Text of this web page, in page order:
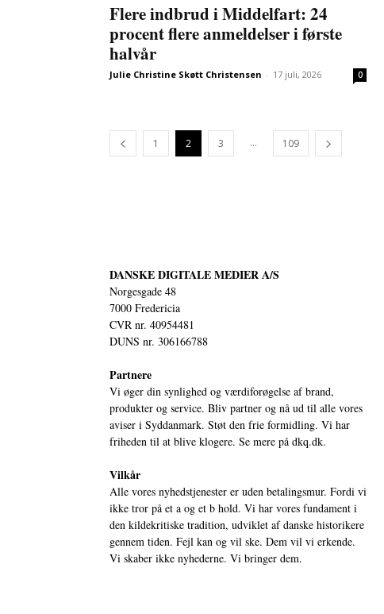
Flere indbrud i Middelfart: 24
procent flere anmeldelser i første
halvår
Julie Christine Skøtt Christensen - 17 juli, 2026 0
1 2 3 ... 109
DANSKE DIGITALE MEDIER A/S
Norgesgade 48
7000 Fredericia
CVR nr. 40954481
DUNS nr. 306166788
Partnere
Vi øger din synlighed og værdiforøgelse af brand,
produkter og service. Bliv partner og nå ud til alle vores
aviser i Syddanmark. Støt den frie formidling. Vi har
friheden til at blive klogere. Se mere på dkq.dk.
Vilkår
Alle vores nyhedstjenester er uden betalingsmur. Fordi vi
ikke tror på et a og et b hold. Vi har vores fundament i
den kildekritiske tradition, udviklet af danske historikere
gennem tiden. Fejl kan og vil ske. Dem vil vi erkende.
Vi skaber ikke nyhederne. Vi bringer dem.